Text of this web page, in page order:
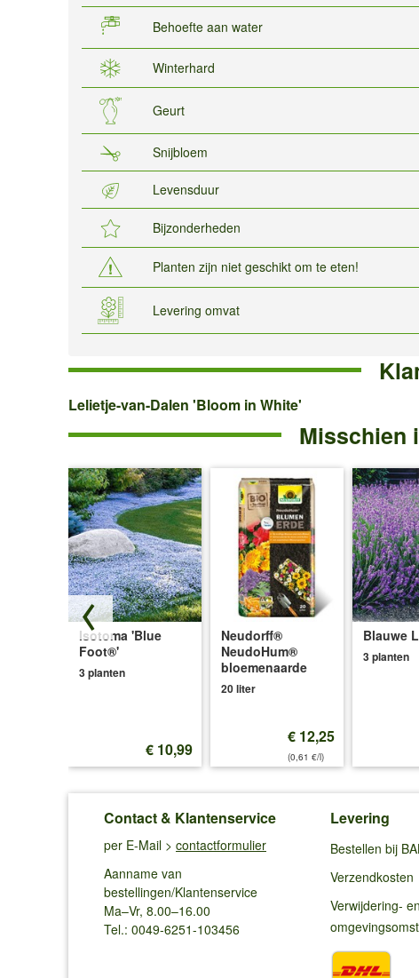
Behoefte aan water
Winterhard
Geurt
Snijbloem
Levensduur
Bijzonderheden
Planten zijn niet geschikt om te eten!
Levering omvat
Lelietje-
'Bloom
in
White'
Lelietje-van-Dalen 'Bloom in White'
Misschien
Isotoma 'Blue
Foot®'
3 planten
€ 10,99
Neudorff®
NeudoHum®
bloemenaarde
20 liter
€ 12,25
(0,61 €/l)
Blauwe
3 planten
Contact & Klantenservice
per E-Mail > contactformulier
Aanname van
bestellingen/Klantenservice
Ma–Vr, 8.00–16.00
Tel.: 0049-6251-103456
Levering
Bestellen bij
Verzendkosten
Verwijdering- en